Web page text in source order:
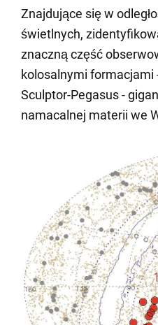
Znajdujące się w
świetlnych,
znaczną część
kolosalnymi formacjami
Sculptor-Pegasus -
namacalnej materii we